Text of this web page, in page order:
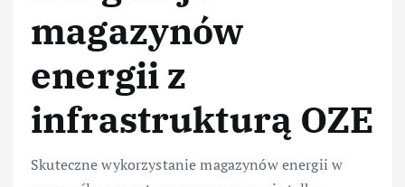
magazynów
energii z
infrastrukturą OZE
Skuteczne wykorzystanie magazynów energii w